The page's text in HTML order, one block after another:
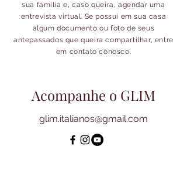
sua família e, caso queira, agendar uma
entrevista virtual. Se possui em sua casa
algum documento ou foto de seus
antepassados que queira compartilhar, entre
em contato conosco.
Acompanhe o GLIM
glim.italianos@gmail.com